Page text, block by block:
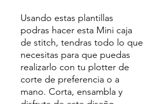
Usando estas plantillas
podras hacer esta Mini caja
de stitch, tendras todo lo que
necesitas para que puedas
realizarlo con tu plotter de
corte de preferencia o a
mano. Corta, ensambla y